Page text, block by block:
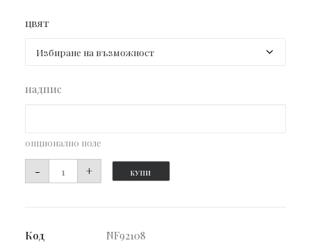
цвят
надпис
опционално поле
-
количество
за
+ КУПИ
Код
NF92108